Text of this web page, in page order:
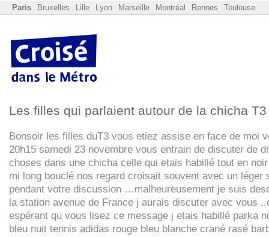
Paris Bruxelles Lille Lyon Marseille Montréal Rennes Toulouse
Les filles qui parlaient autour de la chicha T3
Bonsoir les filles duT3 vous etiez assise en face de moi
20h15 samedi 23 novembre vous entrain de discuter de
choses dans une chicha celle qui etais habillé tout en
mi long bouclé nos regard croisait souvent avec un léger
pendant votre discussion …malheureusement je suis
la station avenue de France j aurais discuter avec vous
espérant qu vous lisez ce message j etais habillé parka
bleu nuit tennis adidas rouge bleu blanche crané rasé